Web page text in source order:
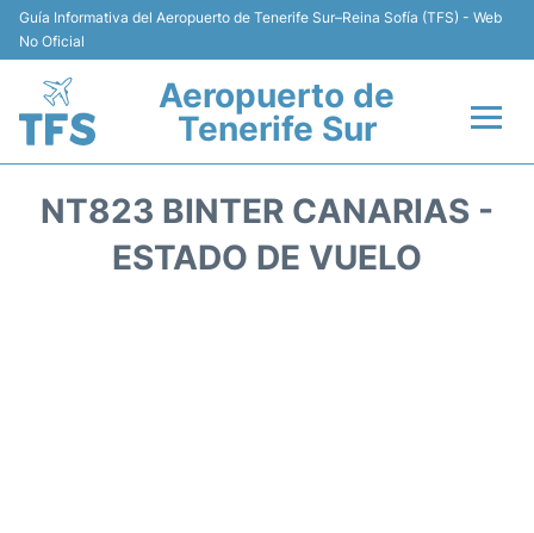
Guía Informativa del Aeropuerto de Tenerife Sur–Reina Sofía (TFS) - Web
No Oficial
Aeropuerto de
Tenerife Sur
NT823 BINTER CANARIAS -
ESTADO DE VUELO